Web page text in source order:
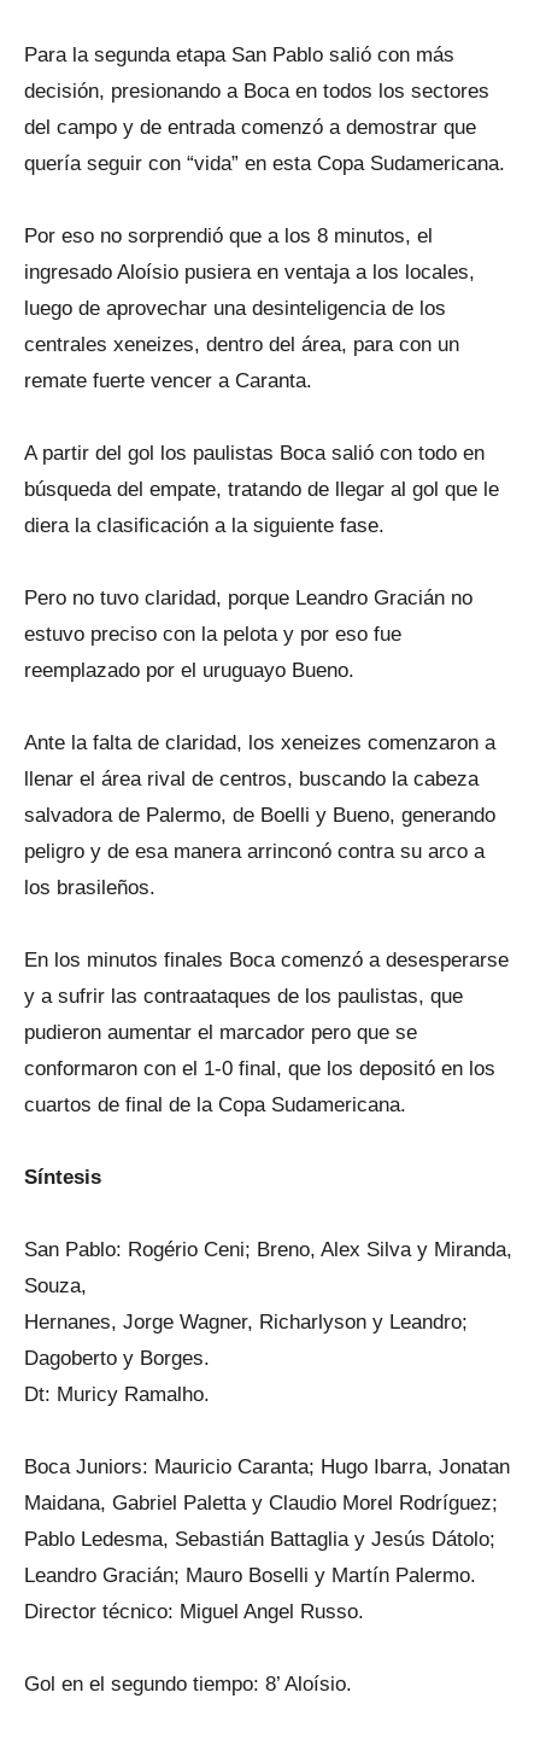
Para la segunda etapa San Pablo salió con más
decisión, presionando a Boca en todos los sectores
del campo y de entrada comenzó a demostrar que
quería seguir con “vida” en esta Copa Sudamericana.
Por eso no sorprendió que a los 8 minutos, el
ingresado Aloísio pusiera en ventaja a los locales,
luego de aprovechar una desinteligencia de los
centrales xeneizes, dentro del área, para con un
remate fuerte vencer a Caranta.
A partir del gol los paulistas Boca salió con todo en
búsqueda del empate, tratando de llegar al gol que le
diera la clasificación a la siguiente fase.
Pero no tuvo claridad, porque Leandro Gracián no
estuvo preciso con la pelota y por eso fue
reemplazado por el uruguayo Bueno.
Ante la falta de claridad, los xeneizes comenzaron a
llenar el área rival de centros, buscando la cabeza
salvadora de Palermo, de Boelli y Bueno, generando
peligro y de esa manera arrinconó contra su arco a
los brasileños.
En los minutos finales Boca comenzó a desesperarse
y a sufrir las contraataques de los paulistas, que
pudieron aumentar el marcador pero que se
conformaron con el 1-0 final, que los depositó en los
cuartos de final de la Copa Sudamericana.
Síntesis
San Pablo: Rogério Ceni; Breno, Alex Silva y Miranda,
Souza,
Hernanes, Jorge Wagner, Richarlyson y Leandro;
Dagoberto y Borges.
Dt: Muricy Ramalho.
Boca Juniors: Mauricio Caranta; Hugo Ibarra, Jonatan
Maidana, Gabriel Paletta y Claudio Morel Rodríguez;
Pablo Ledesma, Sebastián Battaglia y Jesús Dátolo;
Leandro Gracián; Mauro Boselli y Martín Palermo.
Director técnico: Miguel Angel Russo.
Gol en el segundo tiempo: 8’ Aloísio.